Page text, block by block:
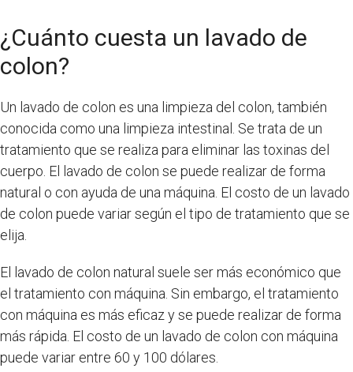
¿Cuánto cuesta un lavado de
colon?
Un lavado de colon es una limpieza del colon, también
conocida como una limpieza intestinal. Se trata de un
tratamiento que se realiza para eliminar las toxinas del
cuerpo. El lavado de colon se puede realizar de forma
natural o con ayuda de una máquina. El costo de un lavado
de colon puede variar según el tipo de tratamiento que se
elija.
El lavado de colon natural suele ser más económico que
el tratamiento con máquina. Sin embargo, el tratamiento
con máquina es más eficaz y se puede realizar de forma
más rápida. El costo de un lavado de colon con máquina
puede variar entre 60 y 100 dólares.